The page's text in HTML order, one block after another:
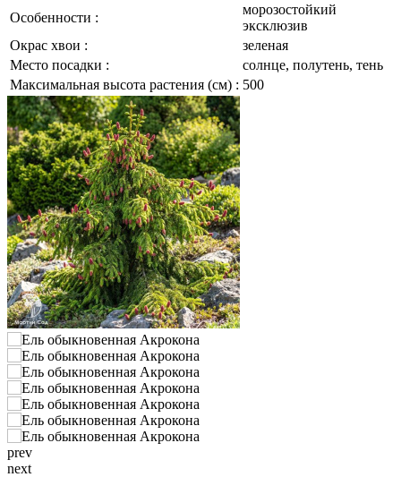
Особенности :
морозостойкий
эксклюзив
Окрас хвои :
зеленая
Место посадки :
солнце, полутень, тень
Максимальная высота растения (см) : 500
prev
next